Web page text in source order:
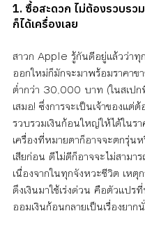
1. ซื้อสะดวก ไม่ต้องรวบรว
ก็ได้เครื่องเลย
สาวก Apple รู้กันดีอยู่แล้วว่าทุ
ออกใหม่ก็มักจะมาพร้อมราคาข
ต่ำกว่า 30,000 บาท (ในสเปก
เสมอ! ซึ่งการจะเป็นเจ้าของแต่
รวบรวมเงินก้อนใหญ่ให้ได้ในร
เครื่องที่หมายตาก็อาจจะตกรุ่นห
เสียก่อน ดีไม่ดีก็อาจจะไม่สามา
เนื่องจากในทุกจังหวะชีวิต เห
ดึงเงินมาใช้เร่งด่วน คือตัวแปร
ออมเงินก้อนกลายเป็นเรื่องยาก